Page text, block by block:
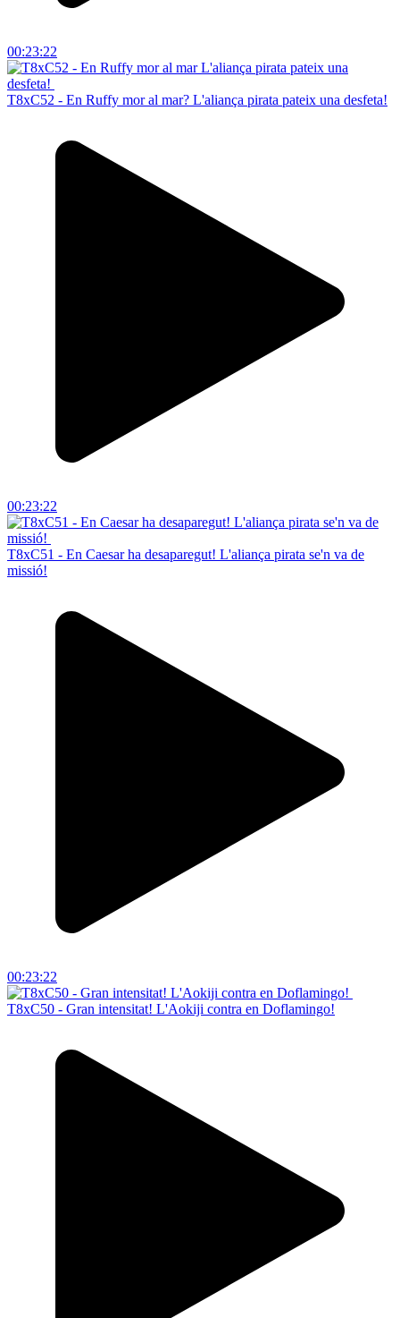
00:23:22
T8xC52 - En Ruffy mor al mar? L'aliança pirata pateix una desfeta!
00:23:22
T8xC51 - En Caesar ha desaparegut! L'aliança pirata se'n va de
missió!
00:23:22
T8xC50 - Gran intensitat! L'Aokiji contra en Doflamingo!